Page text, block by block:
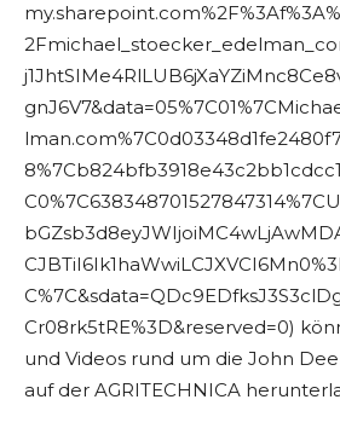
Cr08rk5tRE%3D&reserved=0)
und Videos rund um die John
auf der AGRITECHNICA